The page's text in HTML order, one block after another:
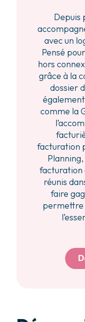
Depuis
avec un
Pensé
hors
grâce à la
dossier
comme la
facturation
facturation
réunis
faire
permettre